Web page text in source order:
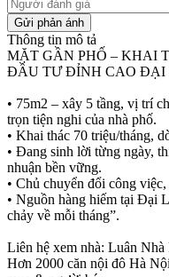
Thông tin mô tả
MẶT GẦN PHỐ – KHAI
ĐẦU TƯ ĐỈNH CAO ĐẠI
• 75m2 – xây 5 tầng, vị trí
trọn tiện nghi của nhà phố.
• Khai thác 70 triệu/tháng,
• Đang sinh lời từng ngày,
nhuận bền vững.
• Chủ chuyển đổi công
• Nguồn hàng hiếm tại Đại
chảy về mỗi tháng”.
Liên hệ xem nhà: Luân Nhà
Hơn 2000 căn nội đô Hà